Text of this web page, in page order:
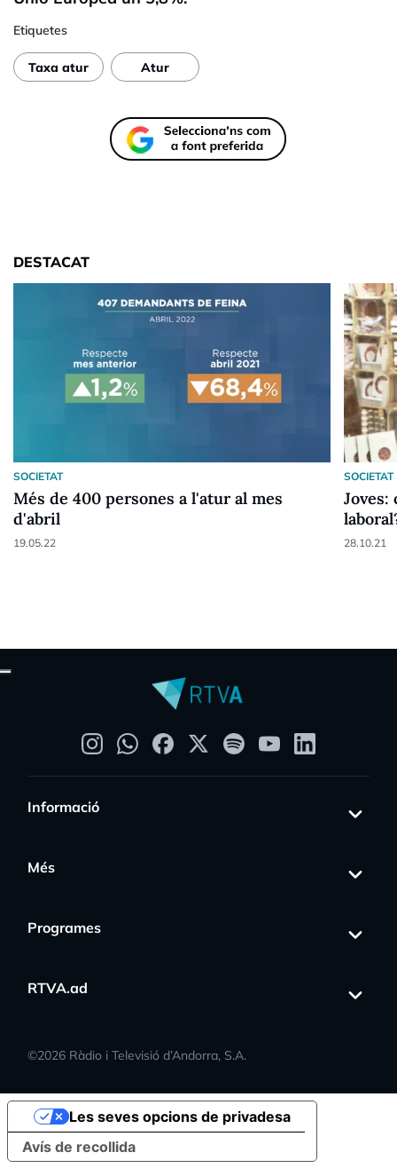
Etiquetes
Taxa atur Atur
DESTACAT
SOCIETAT
Més de 400 persones a l'atur al mes
d'abril
19.05.22
SOCIETAT
28.10.21
Informació
Més
Programes
RTVA.ad
©2026 Ràdio i Televisió d’Andorra, S.A.
Avís de recollida
Les seves opcions de privadesa